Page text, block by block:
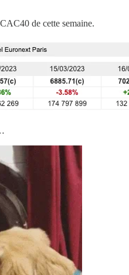
de cette semaine.